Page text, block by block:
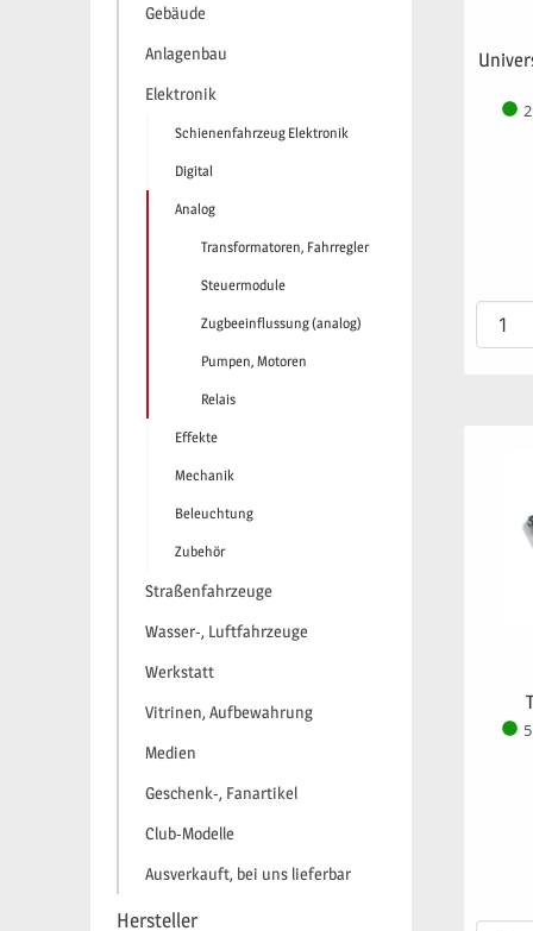
Gebäude
Anlagenbau
Elektronik
Schienenfahrzeug Elektronik
Digital
Analog
Transformatoren, Fahrregler
Steuermodule
Zugbeeinflussung (analog)
Pumpen, Motoren
Relais
Effekte
Mechanik
Beleuchtung
Zubehör
Straßenfahrzeuge
Wasser-, Luftfahrzeuge
Werkstatt
Vitrinen, Aufbewahrung
Medien
Geschenk-, Fanartikel
Club-Modelle
Ausverkauft, bei uns lieferbar
Hersteller